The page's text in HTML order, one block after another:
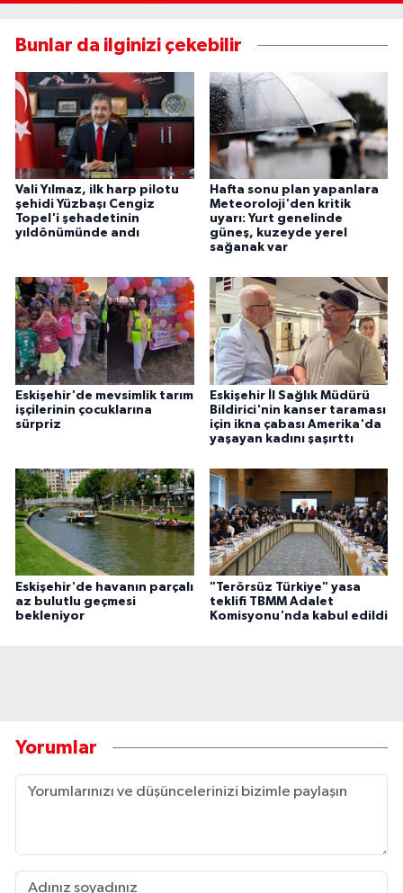
Bunlar da ilginizi çekebilir
Vali Yılmaz, ilk harp pilotu
şehidi Yüzbaşı Cengiz
Topel'i şehadetinin
yıldönümünde andı
Hafta sonu plan yapanlara
Meteoroloji'den kritik
uyarı: Yurt genelinde
güneş, kuzeyde yerel
sağanak var
Eskişehir'de mevsimlik tarım
işçilerinin çocuklarına
sürpriz
Eskişehir İl Sağlık Müdürü
Bildirici'nin kanser taraması
için ikna çabası Amerika'da
yaşayan kadını şaşırttı
Eskişehir'de havanın parçalı
az bulutlu geçmesi
bekleniyor
"Terörsüz Türkiye" yasa
teklifi TBMM Adalet
Komisyonu'nda kabul edildi
Yorumlar